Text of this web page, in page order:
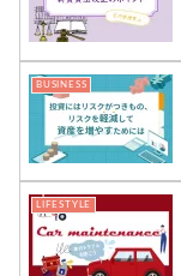
BUSINESS
LIFESTYLE